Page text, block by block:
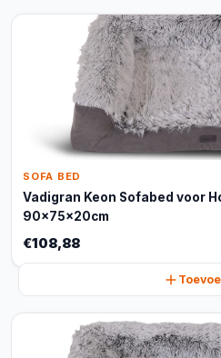
SOFA BED
Vadigran Keon Sofabed voor
90x75x20cm
€108,88